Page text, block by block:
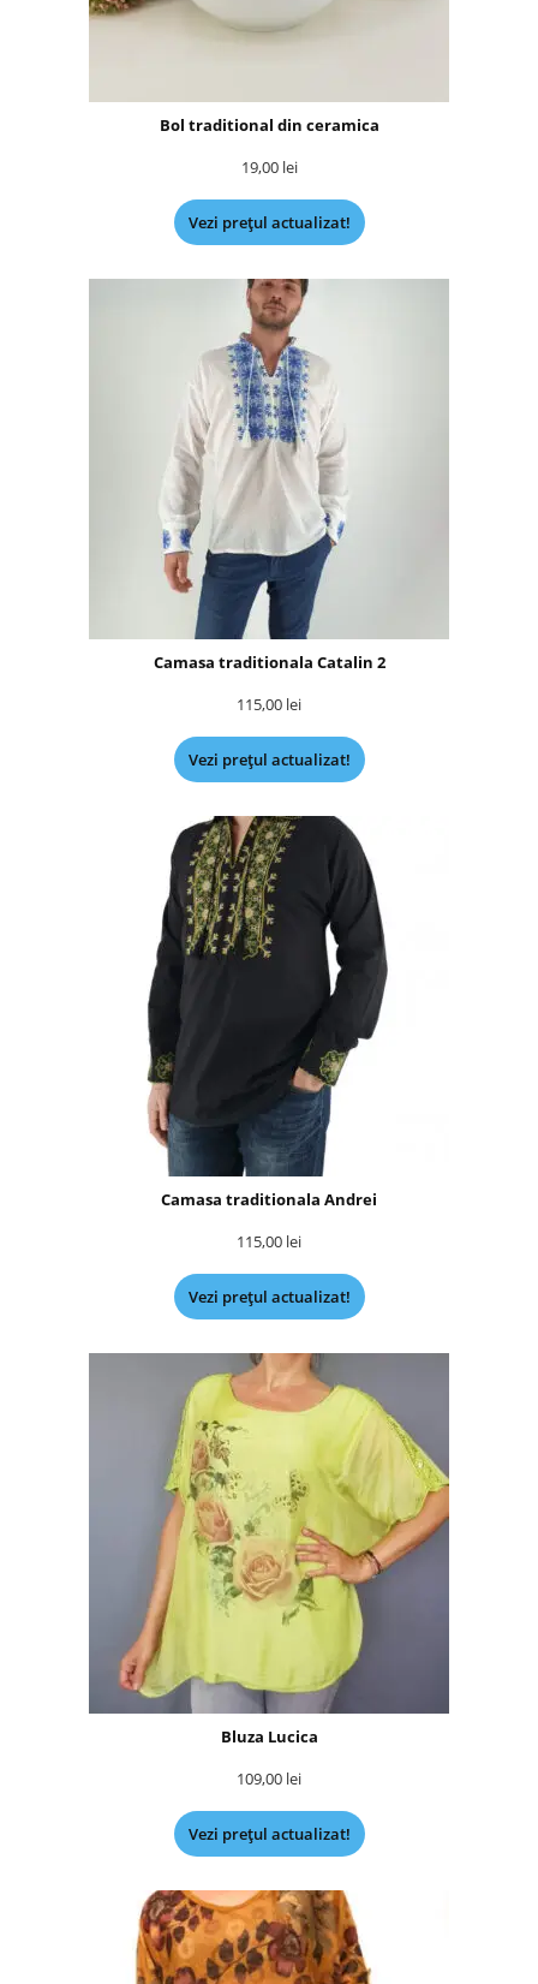
Bol traditional din ceramica
19,00 lei
Vezi prețul actualizat!
Camasa traditionala Catalin 2
115,00 lei
Vezi prețul actualizat!
Camasa traditionala Andrei
115,00 lei
Vezi prețul actualizat!
Bluza Lucica
109,00 lei
Vezi prețul actualizat!